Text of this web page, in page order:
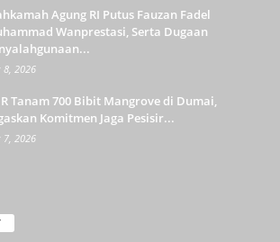
Agung RI Putus Fauzan Fadel
Wanprestasi, Serta Dugaan
8, 2026
Tanam 700 Bibit Mangrove di Dumai,
Komitmen Jaga Pesisir...
7, 2026